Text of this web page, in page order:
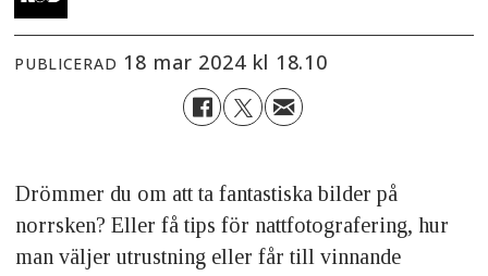
PUBLICERAD 18 mar 2024 kl 18.10
Drömmer du om att ta fantastiska bilder på
norrsken? Eller få tips för nattfotografering, hur
man väljer utrustning eller får till vinnande